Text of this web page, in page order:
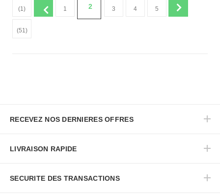
(1) 1 2 3 4 5
(51)
RECEVEZ NOS DERNIERES OFFRES
LIVRAISON RAPIDE
SECURITE DES TRANSACTIONS